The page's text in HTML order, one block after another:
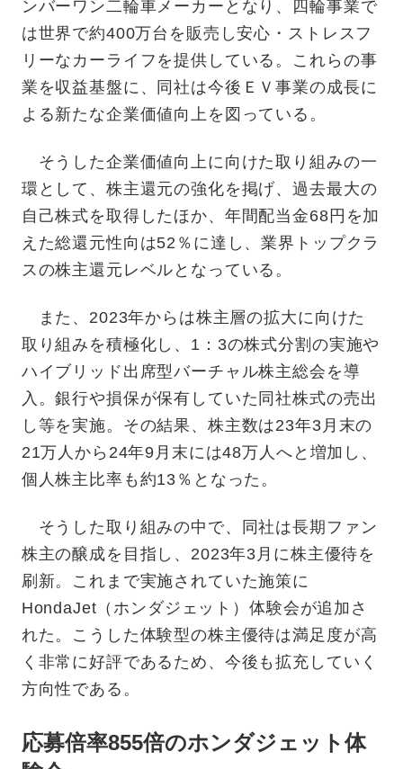
ンバーワン二輪車メーカーとなり、四輪事業で
は世界で約400万台を販売し安心・ストレスフ
リーなカーライフを提供している。これらの事
業を収益基盤に、同社は今後ＥＶ事業の成長に
よる新たな企業価値向上を図っている。
そうした企業価値向上に向けた取り組みの一
環として、株主還元の強化を掲げ、過去最大の
自己株式を取得したほか、年間配当金68円を加
えた総還元性向は52％に達し、業界トップクラ
スの株主還元レベルとなっている。
また、2023年からは株主層の拡大に向けた
取り組みを積極化し、1：3の株式分割の実施や
ハイブリッド出席型バーチャル株主総会を導
入。銀行や損保が保有していた同社株式の売出
し等を実施。その結果、株主数は23年3月末の
21万人から24年9月末には48万人へと増加し、
個人株主比率も約13％となった。
そうした取り組みの中で、同社は長期ファン
株主の醸成を目指し、2023年3月に株主優待を
刷新。これまで実施されていた施策に
HondaJet（ホンダジェット）体験会が追加さ
れた。こうした体験型の株主優待は満足度が高
く非常に好評であるため、今後も拡充していく
方向性である。
応募倍率855倍のホンダジェット体